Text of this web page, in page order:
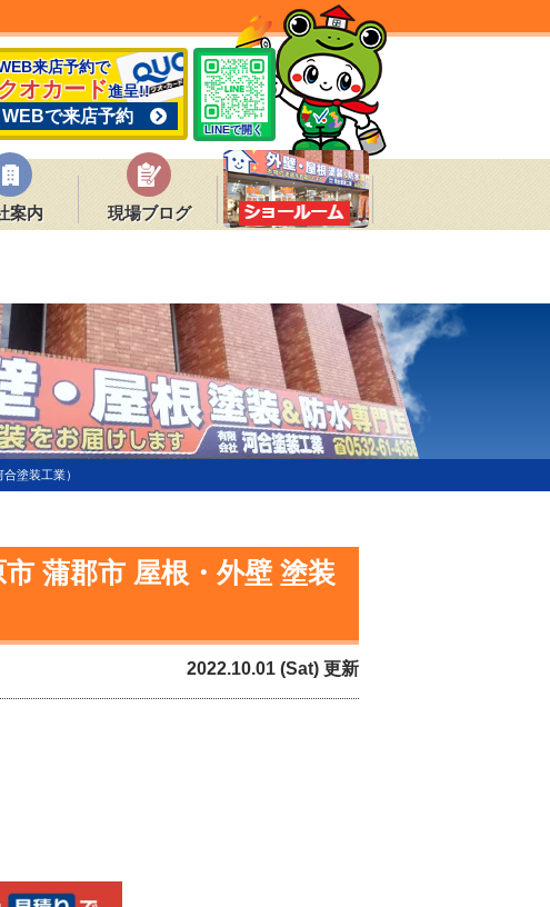
来店予約で
オカード進呈!!
WEBで来店予約
LINEで開く
案内 現場ブログ
塗装工業）
蒲郡市 屋根・外壁 塗装
2022.10.01 (Sat) 更新